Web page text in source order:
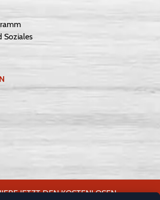
Soziales
JETZT DEN KOSTENLOSEN